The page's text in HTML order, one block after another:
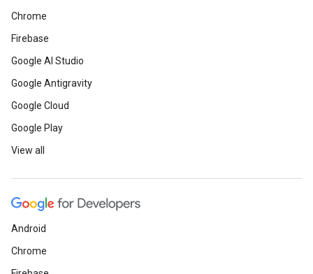
Chrome
Firebase
Google AI Studio
Google Antigravity
Google Cloud
Google Play
View all
Android
Chrome